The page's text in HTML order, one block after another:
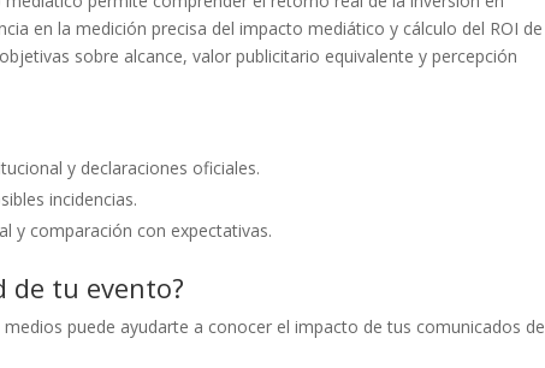
en la medición precisa del impacto mediático y cálculo del ROI de
sobre alcance, valor publicitario equivalente y percepción
y declaraciones oficiales.
incidencias.
y comparación con expectativas.
de tu evento?
puede ayudarte a conocer el impacto de tus comunicados de